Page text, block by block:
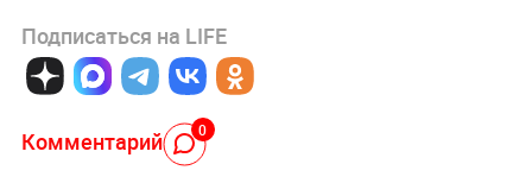
Подписаться на LIFE
Комментарий 0